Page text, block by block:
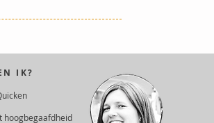
IK?
hoogbegaafdheid